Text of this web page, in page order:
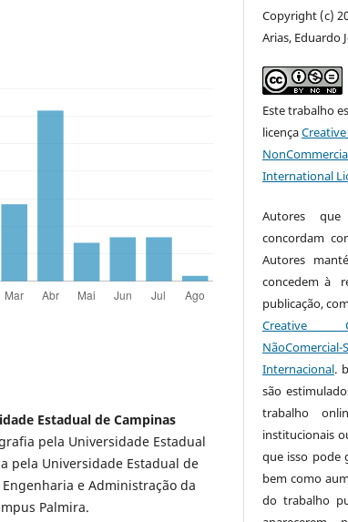
Estadual de Campinas
pela Universidade Estadual
pela Universidade Estadual de
e Administração da
Palmira.
Copyright (c)
Arias, Eduardo
Este trabalho
licença
International
Autores
concordam
Autores
concedem à
publicação,
Creative
Internacional.
são
trabalho
institucionais
que isso pode
bem como
do trabalho